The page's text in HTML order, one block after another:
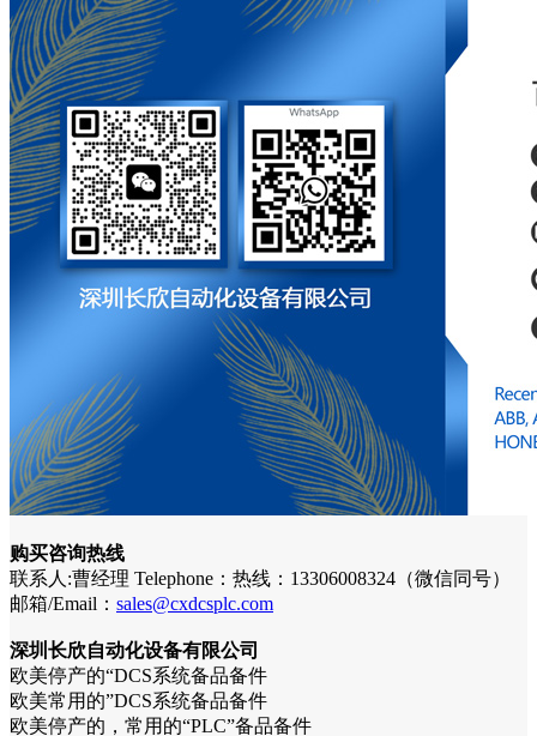
购买咨询热线
联系人:曹经理 Telephone：热线：13306008324（微信同号）
邮箱/Email： sales@cxdcsplc.com
深圳长欣自动化设备有限公司
欧美停产的“DCS系统备品备件
欧美常用的”DCS系统备品备件
欧美停产的，常用的“PLC”备品备件